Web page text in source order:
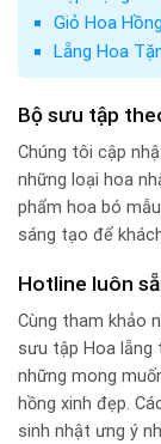
Giỏ Hoa
Lẵng Hoa
Bộ sưu tập
Chúng tôi cập
những loại hoa
phẩm hoa bó
sáng tạo để
Hotline luôn
Cùng tham khảo
sưu tập Hoa lẵng
những mong
hồng xinh đẹp.
sinh nhật ưng ý